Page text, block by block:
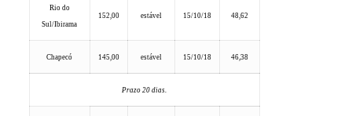
Rio do
Sul/Ibirama
152,00 estável 15/10/18 48,62
Chapecó 145,00 estável 15/10/18 46,38
Prazo 20 dias.